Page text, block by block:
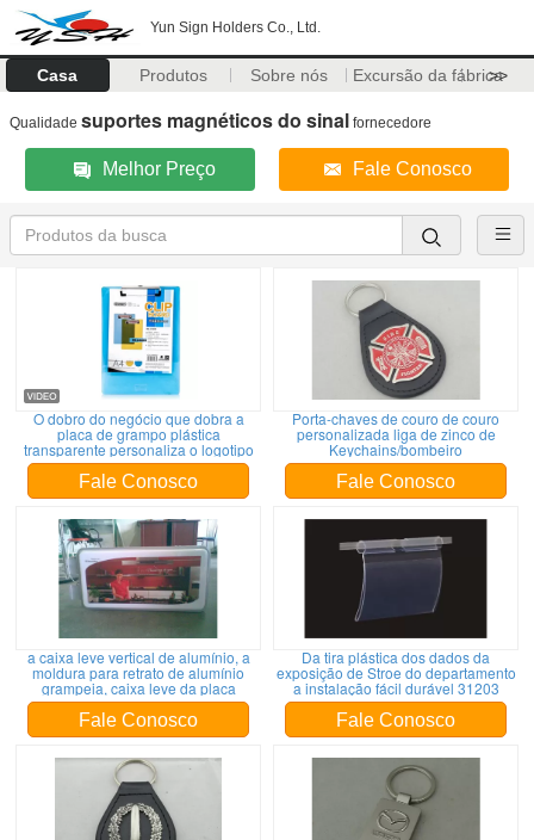
Yun Sign Holders Co., Ltd.
Casa Produtos Sobre nós Excursão da fábrica
>>
Qualidade suportes magnéticos do sinal fornecedore
Melhor Preço Fale Conosco
O dobro do negócio que dobra a
placa de grampo plástica
transparente personaliza o logotipo
Fale Conosco
Porta-chaves de couro de couro
personalizada liga de zinco de
Keychains/bombeiro
Fale Conosco
a caixa leve vertical de alumínio, a
moldura para retrato de alumínio
grampeia, caixa leve da placa
Fale Conosco
Da tira plástica dos dados da
exposição de Stroe do departamento
a instalação fácil durável 31203
Fale Conosco